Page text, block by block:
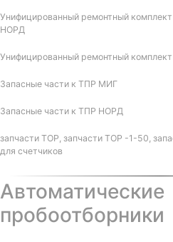
Унифицированный ремонтный
НОРД
Унифицированный ремонтный
Запасные части к ТПР МИГ
Запасные части к ТПР НОРД
запчасти ТОР, запчасти ТОР -1-50,
для счетчиков
Автоматические
пробоотборники